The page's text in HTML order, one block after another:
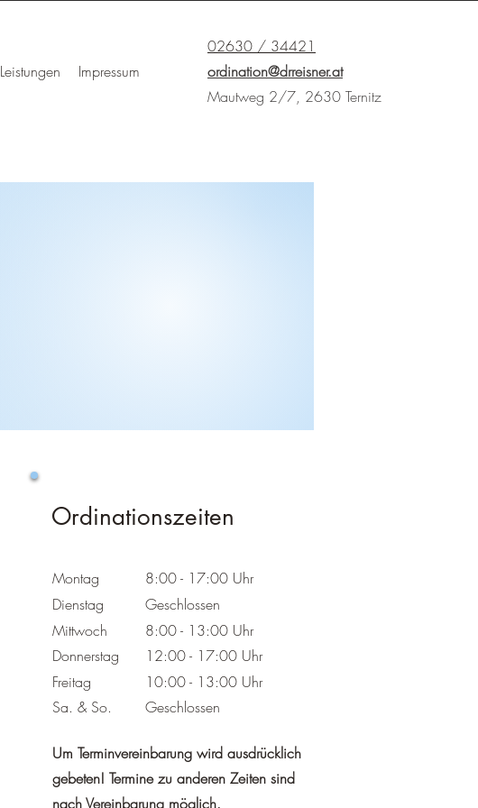
Leistungen Impressum
02630 / 34421
ordination@drreisner.at
Mautweg 2/7, 2630 Ternitz
Ordinationszeiten
Montag
Dienstag
Mittwoch
Donnerstag
Freitag
Sa. & So.
8:00 - 17:00 Uhr
Geschlossen
8:00 - 13:00 Uhr
12:00 - 17:00 Uhr
10:00 - 13:00 Uhr
Geschlossen
Um Terminvereinbarung wird ausdrücklich
gebeten! Termine zu anderen Zeiten sind
nach Vereinbarung möglich.